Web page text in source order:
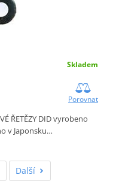
Skladem
Porovnat
ŘETĚZY DID vyrobeno
v Japonsku…
Další